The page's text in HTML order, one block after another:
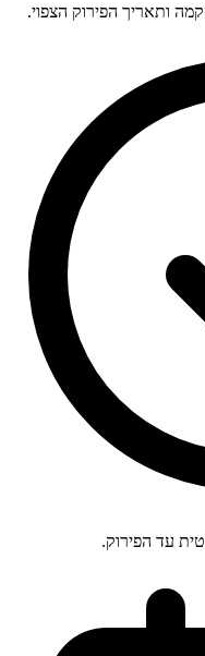
ותאריך הפירוק הצפוי.
עד הפירוק.